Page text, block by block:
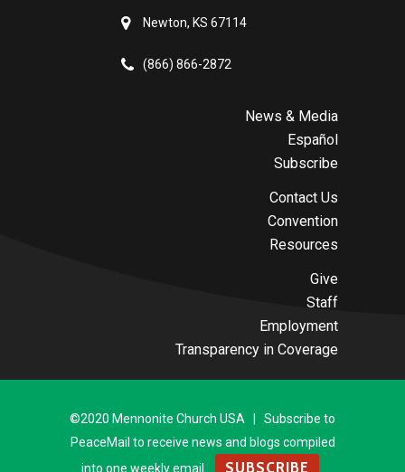
Newton, KS 67114
(866) 866-2872
News & Media
Español
Subscribe
Contact Us
Convention
Resources
Give
Staff
Employment
Transparency in Coverage
©2020 Mennonite Church USA | Subscribe to
PeaceMail to receive news and blogs compiled
into one weekly email.
SUBSCRIBE